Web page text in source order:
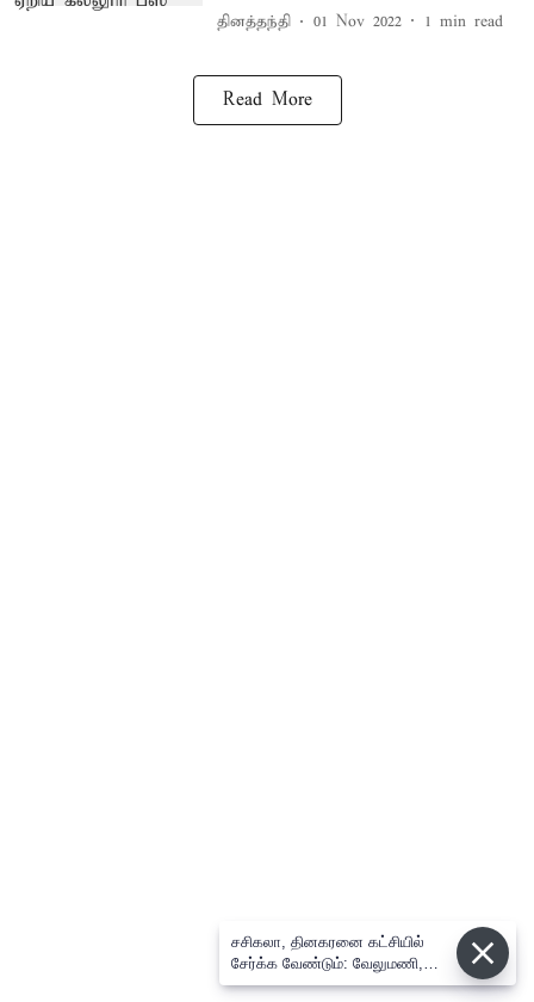
தினத்தந்தி 01 Nov 2022 1 min read
Read More
சசிகலா, தினகரனை கட்சியில்
சேர்க்க வேண்டும்: வேலுமணி,
விஸ்வநாதன் மீண்டும் போர்க்கொடி